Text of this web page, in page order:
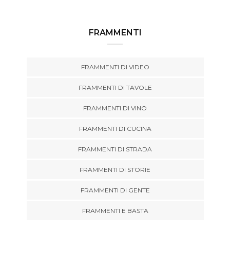
FRAMMENTI
FRAMMENTI DI VIDEO
FRAMMENTI DI TAVOLE
FRAMMENTI DI VINO
FRAMMENTI DI CUCINA
FRAMMENTI DI STRADA
FRAMMENTI DI STORIE
FRAMMENTI DI GENTE
FRAMMENTI E BASTA